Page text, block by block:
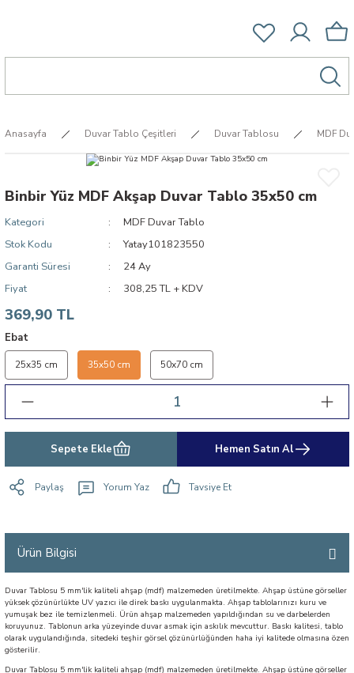
Anasayfa Duvar Tablo Çeşitleri Duvar Tablosu MDF
Binbir Yüz MDF Akşap Duvar Tablo 35x50 cm
Kategori
MDF Duvar Tablo
Stok Kodu
Yatay101823550
Garanti Süresi
24 Ay
Fiyat
308,25 TL + KDV
369,90 TL
Ebat
25x35 cm 35x50 cm 50x70 cm
Sepete Ekle Hemen Satın Al
Paylaş Yorum Yaz Tavsiye Et
Ürün Bilgisi
Duvar Tablosu 5 mm'lik kaliteli ahşap (mdf) malzemeden üretilmekte. Ahşap üstüne görseller
yüksek çözünürlükte UV yazıcı ile direk baskı uygulanmakta. Ahşap tablolarınızı kuru ve
yumuşak bez ile temizlenmeli. Ürün ahşap malzemeden yapıldığından su ve darbelerden
koruyunuz. Tablonun arka yüzeyinde duvar asmak için askılık mevcuttur. Baskı kalitesi, tablo
olarak uygulandığında, sitedeki teşhir görsel çözünürlüğünden haha iyi kalitede olmasına özen
gösterilir.
Duvar Tablosu 5 mm'lik kaliteli ahşap (mdf) malzemeden üretilmekte. Ahşap üstüne görseller